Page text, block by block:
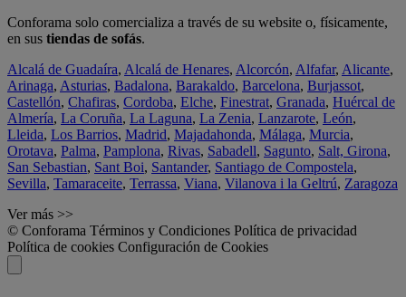
Conforama solo comercializa a través de su website o, físicamente,
en sus tiendas de sofás.
Alcalá de Guadaíra, Alcalá de Henares, Alcorcón, Alfafar, Alicante,
Arinaga, Asturias, Badalona, Barakaldo, Barcelona, Burjassot,
Castellón, Chafiras, Cordoba, Elche, Finestrat, Granada, Huércal de
Almería, La Coruña, La Laguna, La Zenia, Lanzarote, León,
Lleida, Los Barrios, Madrid, Majadahonda, Málaga, Murcia,
Orotava, Palma, Pamplona, Rivas, Sabadell, Sagunto, Salt, Girona,
San Sebastian, Sant Boi, Santander, Santiago de Compostela,
Sevilla, Tamaraceite, Terrassa, Viana, Vilanova i la Geltrú, Zaragoza
Ver más >>
© Conforama Términos y Condiciones Política de privacidad
Política de cookies Configuración de Cookies